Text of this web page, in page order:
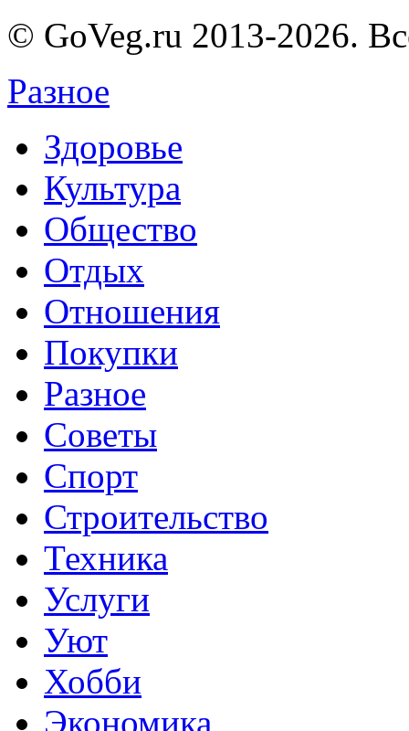
© GoVeg.ru 2013-2026.
Разное
Здоровье
Культура
Общество
Отдых
Отношения
Покупки
Разное
Советы
Спорт
Строительство
Техника
Услуги
Уют
Хобби
Экономика